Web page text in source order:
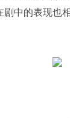
中的表现